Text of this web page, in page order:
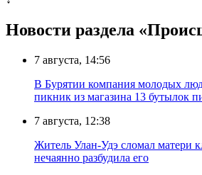
Новости раздела
7 августа, 14:56
В Бурятии компания молодых
пикник из магазина 13 бутылок
7 августа, 12:38
Житель Улан-Удэ сломал матери
нечаянно разбудила его